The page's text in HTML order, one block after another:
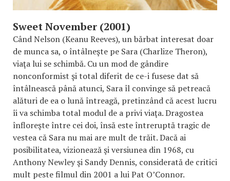
Sweet November (2001)
Când Nelson (Keanu Reeves), un bărbat interesat doar
de munca sa, o întâlneşte pe Sara (Charlize Theron),
viaţa lui se schimbă. Cu un mod de gândire
nonconformist şi total diferit de ce-i fusese dat să
întâlnească până atunci, Sara îl convinge să petreacă
alături de ea o lună întreagă, pretinzând că acest lucru
îi va schimba total modul de a privi viaţa. Dragostea
înfloreşte între cei doi, însă este întreruptă tragic de
vestea că Sara nu mai are mult de trăit. Dacă ai
posibilitatea, vizionează şi versiunea din 1968, cu
Anthony Newley şi Sandy Dennis, considerată de critici
mult peste filmul din 2001 a lui Pat O’Connor.